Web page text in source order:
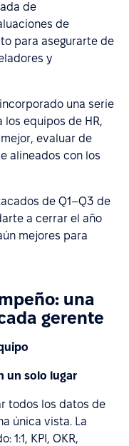
de
de
para asegurarte de
y
una serie
equipos de HR,
evaluar de
alineados con los
de Q1–Q3 de
a cerrar el año
mejores para
una
gerente
un solo lugar
todos los datos de
única vista. La
1:1, KPI, OKR,